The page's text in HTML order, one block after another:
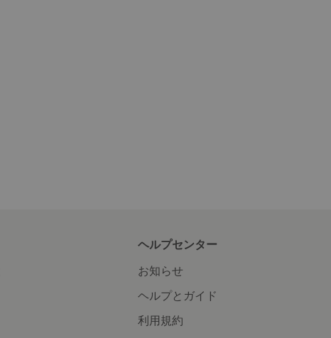
ヘルプセンター
お知らせ
ヘルプとガイド
利用規約